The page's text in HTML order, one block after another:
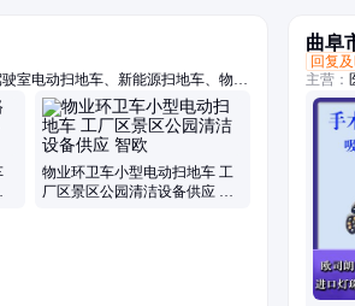
室电动扫地车、新能源扫地车、物业
、小型扫地车、公园扫地车、工厂扫
地机、工厂手把扫地、全封闭电动扫
物业环卫车小型电动扫地车 工
厂区景区公园清洁设备供应 智
曲阜
回复
主营：